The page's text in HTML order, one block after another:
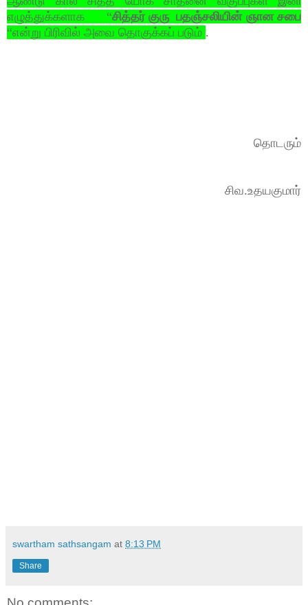
எழுத்துக்களாக “சித்தர் குரு பதஞ்சலியின் ஞான சபை
“என்று பிரிவில் அவை தொகுக்கப் படும் .
தொடரும்
சிவ.உதயகுமார்
swartham sathsangam at 8:13 PM
Share